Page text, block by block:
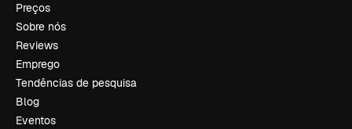
Preços
Sobre nós
Reviews
Emprego
Tendências de pesquisa
Blog
Eventos